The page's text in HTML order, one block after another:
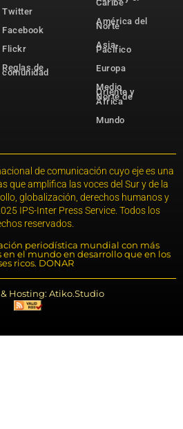
Twitter
Facebook
Flickr
Reglas de
comunidad
Caribe
América del
Norte
Asia-
Pacífico
Europa
Medio
Oriente y
Norte de
África
Mundo
de comunicación cuyo eje es una
que amplifica las voces del Sur y de la
globalización, derechos humanos y
IPS-Inter Press Service. Todos los
reservados.
periodística mundial con más
en el mundo en desarrollo que en los
ricos. DONAR
Hosting: Atiko.Studio